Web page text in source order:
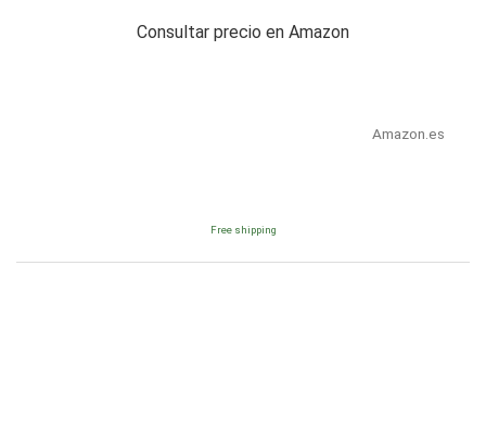
Consultar precio en Amazon
Amazon.es
Free shipping